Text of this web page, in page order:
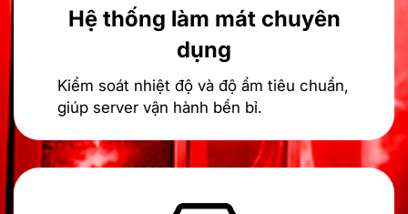
Hệ thống làm mát chuyên
dụng
Kiểm soát nhiệt độ và độ ẩm tiêu chuẩn,
giúp server vận hành bền bỉ.